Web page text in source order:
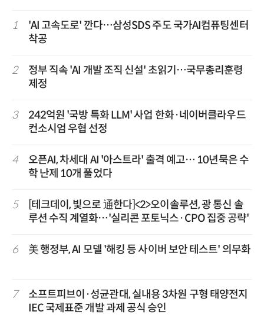
1
'AI 고속도로' 깐다…삼성SDS 주도 국가AI컴퓨팅센터
착공
2
정부 직속 'AI 개발 조직 신설' 초읽기…국무총리훈령
제정
3
242억원 '국방 특화 LLM' 사업 한화·네이버클라우드
컨소시엄 우협 선정
4
오픈AI, 차세대 AI '아스트라' 출격 예고… 10년묵은 수
학 난제 10개 풀었다
5
[테크데이, 빛으로 通한다]<2>오이솔루션, 광 통신 솔
루션 수직 계열화…'실리콘 포토닉스·CPO 집중 공략'
6 美 행정부, AI 모델 '해킹 등 사이버 보안 테스트' 의무화
7
소프트피브이·성균관대, 실내용 3차원 구형 태양전지
IEC 국제표준 개발 과제 공식 승인